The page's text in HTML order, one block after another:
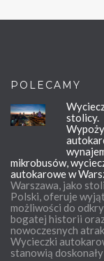
POLECAMY
stolicy.
mikrobusów,
autokarowe w
Warszawa, jako
Polski, oferuje
możliwości do
bogatej historii
nowoczesnych
Wycieczki
stanowią